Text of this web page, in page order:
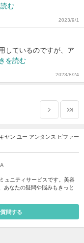
む
2023/9/1
しているのですが、ア
を読む
2023/8/24
ヤン ユー アンタンス ビファー
ュニティサービスです。美容
あなたの疑問や悩みもきっと
問する